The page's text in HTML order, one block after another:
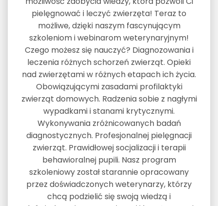
pielęgnować i leczyć zwierzęta! Teraz to
możliwe, dzięki naszym fascynującym
szkoleniom i webinarom weterynaryjnym!
Czego możesz się nauczyć? Diagnozowania i
leczenia różnych schorzeń zwierząt. Opieki
nad zwierzętami w różnych etapach ich życia.
Obowiązującymi zasadami profilaktyki
zwierząt domowych. Radzenia sobie z nagłymi
wypadkami i stanami krytycznymi.
Wykonywania zróżnicowanych badań
diagnostycznych. Profesjonalnej pielęgnacji
zwierząt. Prawidłowej socjalizacji i terapii
behawioralnej pupili. Nasz program
szkoleniowy został starannie opracowany
przez doświadczonych weterynarzy, którzy
chcą podzielić się swoją wiedzą i